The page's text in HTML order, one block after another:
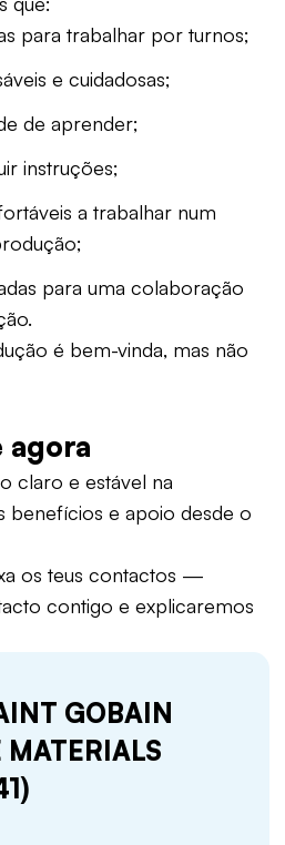
para trabalhar por turnos;
e cuidadosas;
de aprender;
instruções;
a trabalhar num
para uma colaboração
é bem-vinda, mas não
agora
claro e estável na
benefícios e apoio desde o
os teus contactos —
contigo e explicaremos
GOBAIN